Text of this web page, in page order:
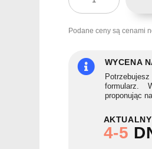
Hamak
HAMMACA
Podane ceny są cenami
WYCENA
formularz.
proponując
4-5